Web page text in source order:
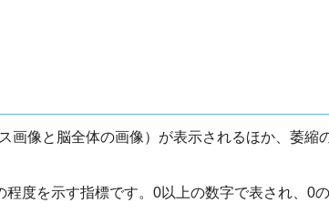
像と脳全体の画像）が表示されるほか、萎縮
度を示す指標です。0以上の数字で表され、0